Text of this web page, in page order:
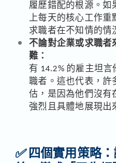
履歷錯配的根源。如
上每天的核心工作重
求職者在不知情的情
不論對企業或求職者
難：
有 14.2% 的雇主坦
職者。這也代表，許
估，是因為他們沒有
強烈且具體地展現出
✅ 四個實用策略